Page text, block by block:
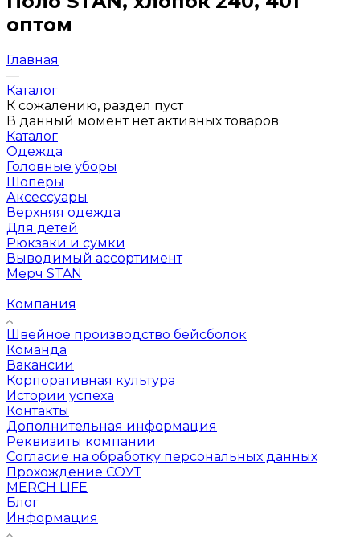
оптом
Главная
—
Каталог
К сожалению, раздел пуст
В данный момент нет активных товаров
Каталог
Одежда
Головные уборы
Шоперы
Аксессуары
Верхняя одежда
Для детей
Рюкзаки и сумки
Выводимый ассортимент
Мерч STAN
Компания
Швейное производство бейсболок
Команда
Вакансии
Корпоративная культура
Истории успеха
Контакты
Дополнительная информация
Реквизиты компании
Согласие на обработку персональных данных
Прохождение СОУТ
MERCH LIFE
Блог
Информация